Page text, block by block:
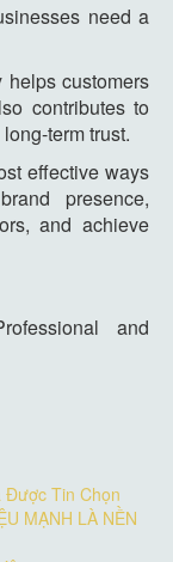
need a
customers
contributes to
term trust.
effective ways
presence,
and achieve
and
Được Tin Chọn
MẠNH LÀ NỀN